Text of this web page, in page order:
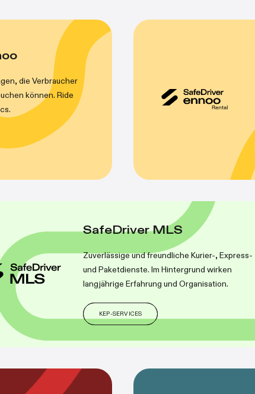
die Verbraucher
können. Ride
SafeDriver MLS
Zuverlässige und freundliche Kurier-, Express-
und Paketdienste. Im Hintergrund wirken
langjährige Erfahrung und Organisation.
KEP-SERVICES